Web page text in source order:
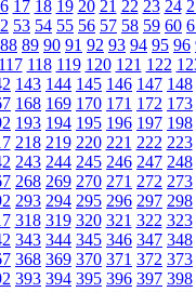
17 18 19 20 21 22 23 24
53 54 55 56 57 58 59 60
88 89 90 91 92 93 94 95 96
117 118 119 120 121 122
143 144 145 146 147 148
168 169 170 171 172 173
193 194 195 196 197 198
218 219 220 221 222 223
243 244 245 246 247 248
268 269 270 271 272 273
293 294 295 296 297 298
318 319 320 321 322 323
343 344 345 346 347 348
368 369 370 371 372 373
393 394 395 396 397 398